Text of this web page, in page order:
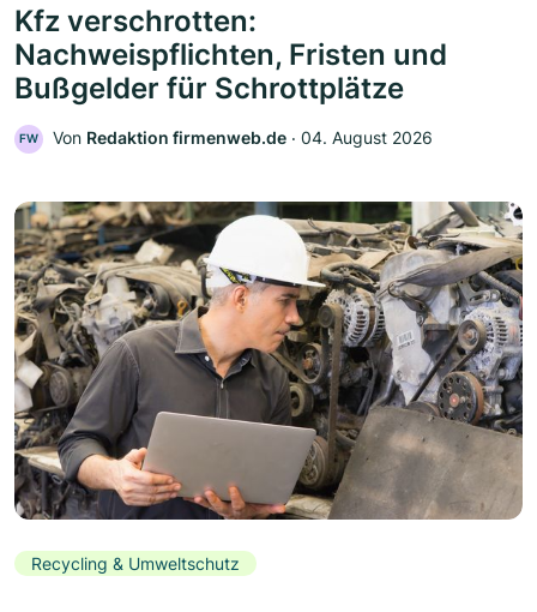
Kfz verschrotten:
Nachweispflichten, Fristen und
Bußgelder für Schrottplätze
FW Von Redaktion firmenweb.de ‧ 04. August 2026
Recycling & Umweltschutz